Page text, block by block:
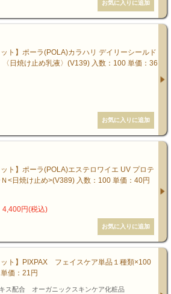
ット】ポーラ(POLA)カラハリ デイリーシールド
〈日焼け止め乳液〉(V139) 入数：100 単価：36
ット】ポーラ(POLA)エステロワイエ UV プロテ
<日焼け止め>(V389) 入数：100 単価：40円
4,400円(税込)
ット】PIXPAX フェイスケア単品１種類×100
：21円
ス配合 オーガニックスキンケア化粧品